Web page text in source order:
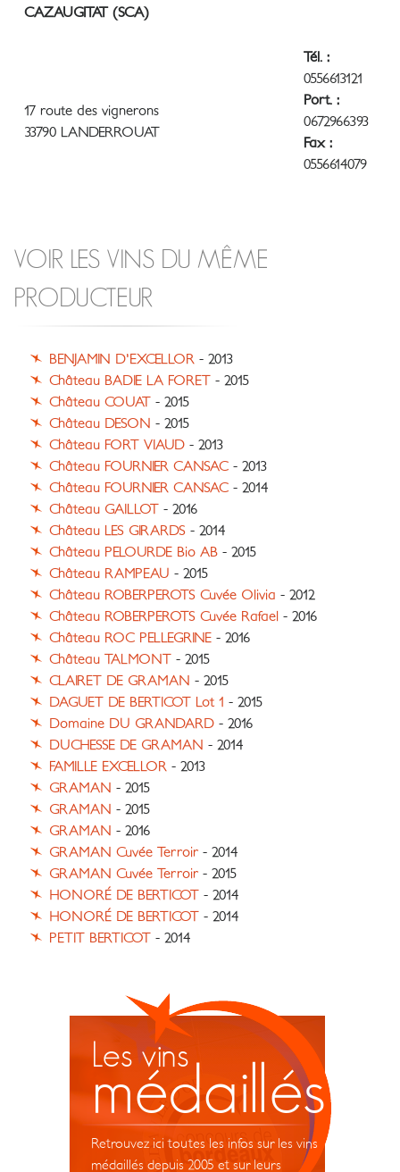
CAZAUGITAT (SCA)
17 route des vignerons
33790 LANDERROUAT
Tél. :
0556613121
Port. :
0672966393
Fax :
0556614079
VOIR LES VINS DU MÊME
PRODUCTEUR
BENJAMIN D'EXCELLOR - 2013
Château BADIE LA FORET - 2015
Château COUAT - 2015
Château DESON - 2015
Château FORT VIAUD - 2013
Château FOURNIER CANSAC - 2013
Château FOURNIER CANSAC - 2014
Château GAILLOT - 2016
Château LES GIRARDS - 2014
Château PELOURDE Bio AB - 2015
Château RAMPEAU - 2015
Château ROBERPEROTS Cuvée Olivia - 2012
Château ROBERPEROTS Cuvée Rafael - 2016
Château ROC PELLEGRINE - 2016
Château TALMONT - 2015
CLAIRET DE GRAMAN - 2015
DAGUET DE BERTICOT Lot 1 - 2015
Domaine DU GRANDARD - 2016
DUCHESSE DE GRAMAN - 2014
FAMILLE EXCELLOR - 2013
GRAMAN - 2015
GRAMAN - 2015
GRAMAN - 2016
GRAMAN Cuvée Terroir - 2014
GRAMAN Cuvée Terroir - 2015
HONORÉ DE BERTICOT - 2014
HONORÉ DE BERTICOT - 2014
PETIT BERTICOT - 2014
Les vins
médaillés
Retrouvez ici toutes les infos sur les vins
médaillés depuis 2005 et sur leurs